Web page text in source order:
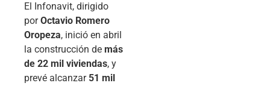
El Infonavit, dirigido
porOctavio Romero
Oropeza, inició en abril
la construcción de más
de 22 mil viviendas, y
prevé alcanzar 51 mil